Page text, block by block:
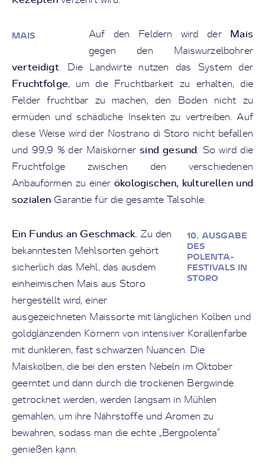
MAIS Auf den Feldern wird der Mais
gegen den Maiswurzelbohrer
verteidigt. Die Landwirte nutzen das System der
Fruchtfolge, um die Fruchtbarkeit zu erhalten, die
Felder fruchtbar zu machen, den Boden nicht zu
ermüden und schädliche Insekten zu vertreiben. Auf
diese Weise wird der Nostrano di Storo nicht befallen
und 99,9 % der Maiskörner sind gesund. So wird die
Fruchtfolge zwischen den verschiedenen
Anbauformen zu einer ökologischen, kulturellen und
sozialen Garantie für die gesamte Talsohle.
10. AUSGABE
DES
POLENTA-
FESTIVALS IN
STORO
Ein Fundus an Geschmack. Zu den
bekanntesten Mehlsorten gehört
sicherlich das Mehl, das ausdem
einheimischen Mais aus Storo
hergestellt wird, einer
ausgezeichneten Maissorte mit länglichen Kolben und
goldglänzenden Körnern von intensiver Korallenfarbe
mit dunkleren, fast schwarzen Nuancen. Die
Maiskolben, die bei den ersten Nebeln im Oktober
geerntet und dann durch die trockenen Bergwinde
getrocknet werden, werden langsam in Mühlen
gemahlen, um ihre Nährstoffe und Aromen zu
bewahren, sodass man die echte „Bergpolenta”
genießen kann.